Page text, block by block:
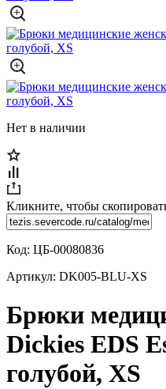
Нет в наличии
Кликните, чтобы
Код: ЦБ-00080836
Артикул: DK005-BLU-XS
Брюки
Dickies EDS
голубой, XS